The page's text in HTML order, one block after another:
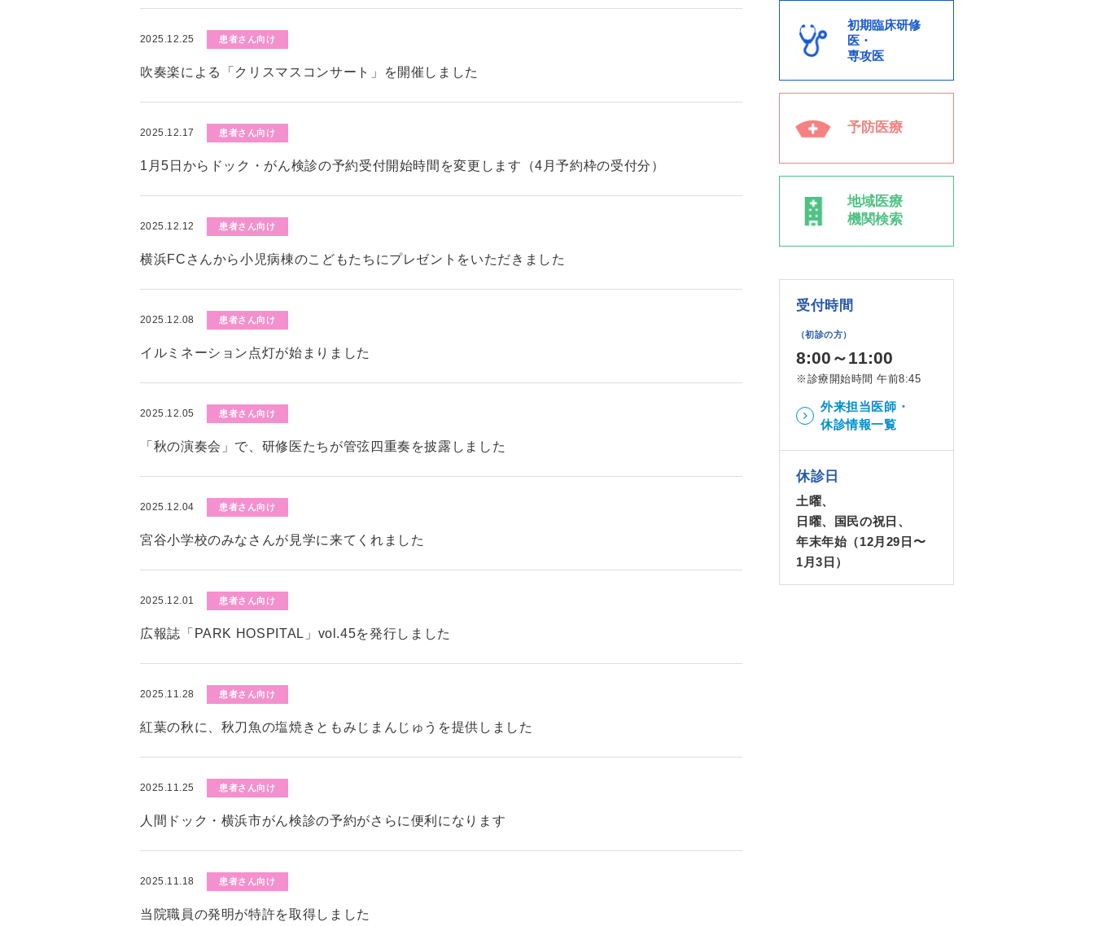
2025.12.25 患者さん向け
吹奏楽による「クリスマスコンサート」を開催しました
2025.12.17 患者さん向け
1月5日からドック・がん検診の予約受付開始時間を変更します（4月予約枠の受付分）
2025.12.12 患者さん向け
横浜FCさんから小児病棟のこどもたちにプレゼントをいただきました
2025.12.08 患者さん向け
イルミネーション点灯が始まりました
2025.12.05 患者さん向け
「秋の演奏会」で、研修医たちが管弦四重奏を披露しました
2025.12.04 患者さん向け
宮谷小学校のみなさんが見学に来てくれました
2025.12.01 患者さん向け
広報誌「PARK HOSPITAL」vol.45を発行しました
2025.11.28 患者さん向け
紅葉の秋に、秋刀魚の塩焼きともみじまんじゅうを提供しました
2025.11.25 患者さん向け
人間ドック・横浜市がん検診の予約がさらに便利になります
2025.11.18 患者さん向け
当院職員の発明が特許を取得しました
初期臨床研修
医・
専攻医
予防医療
地域医療
機関検索
受付時間
（初診の方）
8:00～11:00
※診療開始時間 午前8:45
外来担当医師・
休診情報一覧
休診日
土曜、
日曜、国民の祝日、
年末年始（12月29日〜
1月3日）